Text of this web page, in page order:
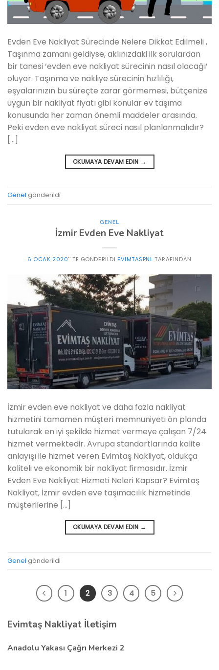
Evden Eve Nakliyat Sürecinde Nelere Dikkat Edilmeli ,
Taşınma zamanı geldiyse, aklınızdaki ilk sorulardan
bir tanesi ‘evden eve nakliyat sürecinin nasıl olacağı’
oluyor. Taşınma ve nakliye sürecinin hızlılığı,
eşyalarınızın bu süreçte zarar görmemesi, bütçenize
uygun bir nakliyat fiyatı gibi konular ev taşıma
konusunda her zaman önemli maddeler arasında.
Peki evden eve nakliyat süreci nasıl planlanmalıdır?
[…]
OKUMAYA DEVAM EDIN →
Genel gönderildi
GENEL
İzmir Evden Eve Nakliyat
6 OCAK 2020’' TE GÖNDERILDI EVIMTASPNL TARAFINDAN
İzmir evden eve nakliyat ve daha fazla nakliyat
hizmetini tamamen müşteri memnuniyeti ön planda
tutularak en iyi şekilde hizmet vermeye çalışan 7/24
hizmet vermektedir. Avrupa standartlarında kalite
anlayışı ile hizmet veren Evimtaş Nakliyat, oldukça
kaliteli ve ekonomik bir nakliyat firmasıdır. İzmir
Evden Eve Nakliyat Hizmeti Neleri Kapsar? Evimtaş
Nakliyat, İzmir evden eve taşımacılık hizmetinde
müşterilerine […]
OKUMAYA DEVAM EDIN →
Genel gönderildi
1 2 3 4 5
Evimtaş Nakliyat İletişim
Anadolu Yakası Çağrı Merkezi 2